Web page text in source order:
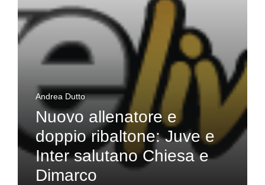
Andrea Dutto
Nuovo allenatore e
doppio ribaltone: Juve e
Inter salutano Chiesa e
Dimarco